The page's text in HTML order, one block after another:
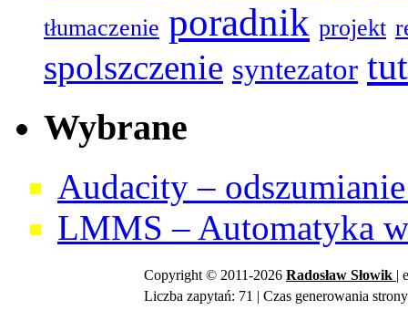
tłumaczenie poradnik projekt
spolszczenie syntezator
Wybrane
Audacity –
LMMS – Automatyka
Copyright © 2011-2026 Radosław Słowik |
Liczba zapytań: 71 | Czas generowania